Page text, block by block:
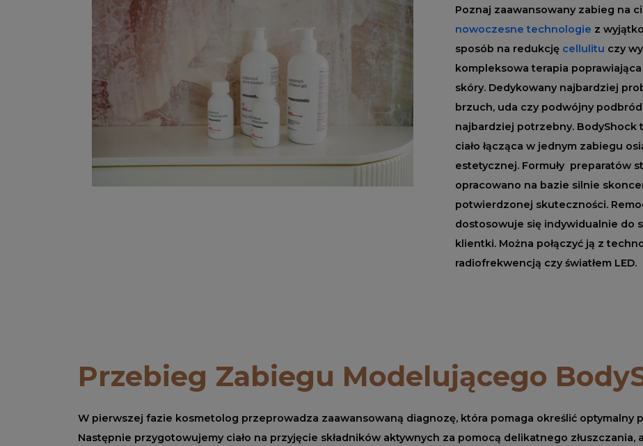
Poznaj zaawansowany zabieg na
nowoczesne technologie z
sposób na redukcję cellulitu czy
kompleksowa terapia
skóry. Dedykowany najbardziej
brzuch, uda czy podwójny
najbardziej potrzebny. BodyShock
ciało łącząca w jednym zabiegu
estetycznej. Formuły preparatów
opracowano na bazie silnie
potwierdzonej skuteczności.
dostosowuje się indywidualnie do
klientki. Można połączyć ją z
radiofrekwencją czy światłem LED.
Przebieg Zabiegu Modelującego
W pierwszej fazie kosmetolog przeprowadza zaawansowaną diagnozę, która pomaga określić optymalny
Następnie przygotowujemy ciało na przyjęcie składników aktywnych za pomocą delikatnego